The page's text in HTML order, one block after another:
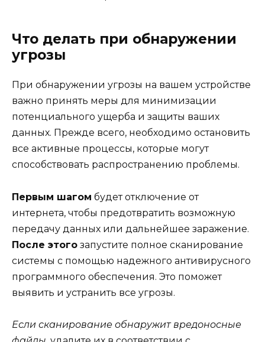
Что делать при обнаружении
угрозы
При обнаружении угрозы на вашем устройстве
важно принять меры для минимизации
потенциального ущерба и защиты ваших
данных. Прежде всего, необходимо остановить
все активные процессы, которые могут
способствовать распространению проблемы.
Первым шагом будет отключение от
интернета, чтобы предотвратить возможную
передачу данных или дальнейшее заражение.
После этого запустите полное сканирование
системы с помощью надежного антивирусного
программного обеспечения. Это поможет
выявить и устранить все угрозы.
Если сканирование обнаружит вредоносные